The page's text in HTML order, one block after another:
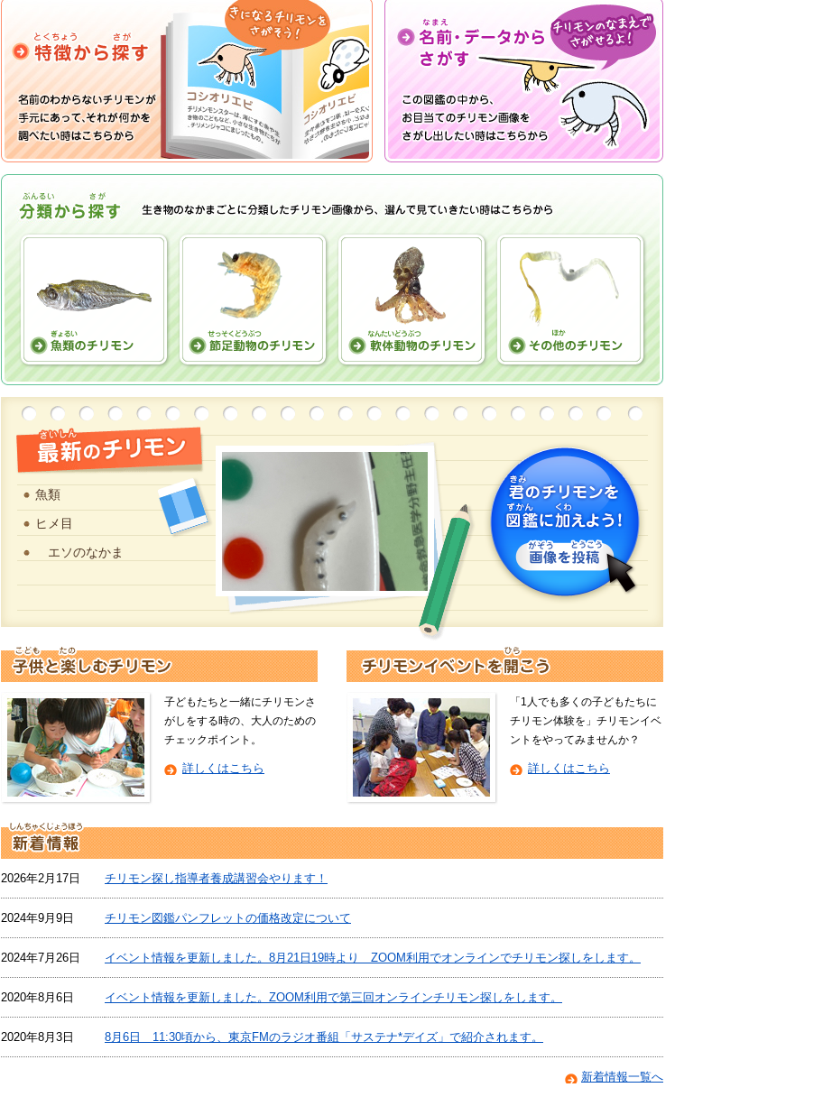
魚類
ヒメ目
エソのなかま
子どもたちと一緒にチリモンさ
がしをする時の、大人のための
チェックポイント。
詳しくはこちら
「1人でも多くの子どもたちに
チリモン体験を」チリモンイベ
ントをやってみませんか？
詳しくはこちら
2026年2月17日 チリモン探し指導者養成講習会やります！
2024年9月9日 チリモン図鑑パンフレットの価格改定について
2024年7月26日 イベント情報を更新しました。8月21日19時より ZOOM利用でオンラインでチリモン探しをします。
2020年8月6日 イベント情報を更新しました。ZOOM利用で第三回オンラインチリモン探しをします。
2020年8月3日 8月6日 11:30頃から、東京FMのラジオ番組「サステナ*デイズ」で紹介されます。
新着情報一覧へ